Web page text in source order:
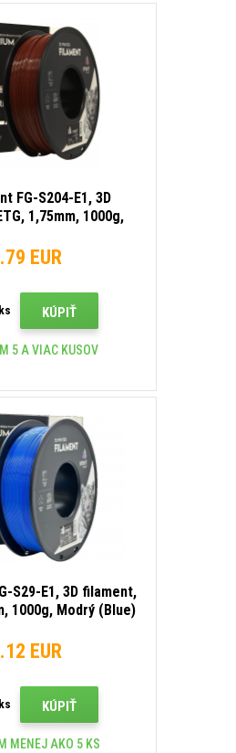
FG-S204-E1, 3D
1,75mm, 1000g,
EUR
ks KÚPIŤ
5 A VIAC KUSOV
S29-E1, 3D filament,
1000g, Modrý (Blue)
EUR
ks KÚPIŤ
MENEJ AKO 5 KS